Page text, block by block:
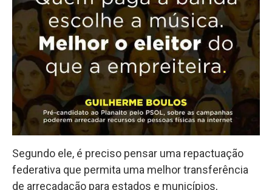
Segundo ele, é preciso pensar uma repactuação
federativa que permita uma melhor transferência
de arrecadação para estados e municípios,